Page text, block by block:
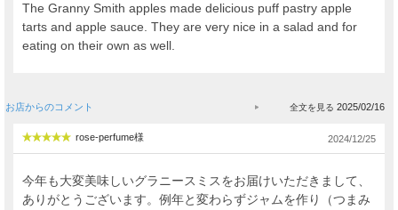
The Granny Smith apples made delicious puff pastry apple
tarts and apple sauce. They are very nice in a salad and for
eating on their own as well.
お店からのコメント 2025/02/16
rose-perfume様 2024/12/25
今年も大変美味しいグラニースミスをお届けいただきまして、
ありがとうございます。例年と変わらずジャムを作り（つまみ